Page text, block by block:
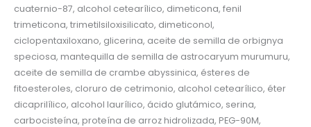
cuaternio-87, alcohol cetearílico, dimeticona, fenil
trimeticona, trimetilsiloxisilicato, dimeticonol,
ciclopentaxiloxano, glicerina, aceite de semilla de orbignya
speciosa, mantequilla de semilla de astrocaryum murumuru,
aceite de semilla de crambe abyssinica, ésteres de
fitoesteroles, cloruro de cetrimonio, alcohol cetearílico, éter
dicaprilílico, alcohol laurílico, ácido glutámico, serina,
carbocisteína, proteína de arroz hidrolizada, PEG-90M,